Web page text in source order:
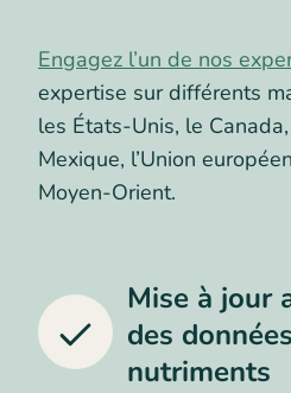
Engagez l’un de nos
expertise sur différents
les États-Unis, le
Mexique, l’Union
Moyen-Orient.
Mise à jour
des
nutriments